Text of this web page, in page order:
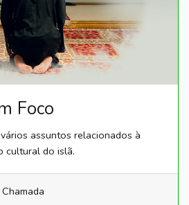
Foco
assuntos relacionados à
cultural do islã.